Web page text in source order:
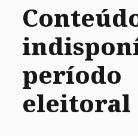
período
eleitoral